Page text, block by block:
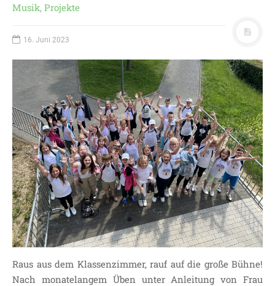
Musik, Projekte
16. Juni 2023
Raus aus dem Klassenzimmer, rauf auf die große Bühne!
Nach monatelangem Üben unter Anleitung von Frau